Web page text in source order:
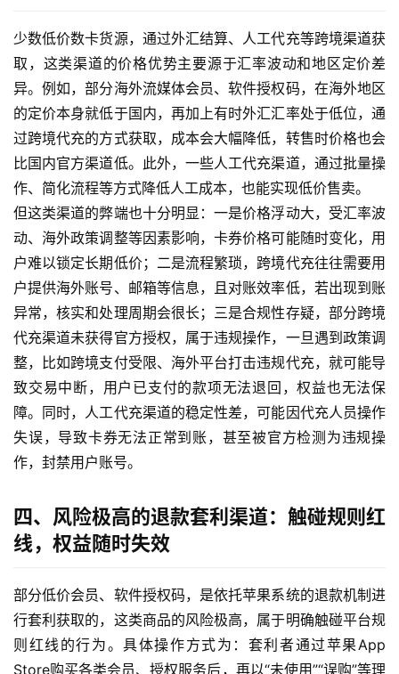
少数低价数卡货源，通过外汇结算、人工代充等跨境渠道获
取，这类渠道的价格优势主要源于汇率波动和地区定价差
异。例如，部分海外流媒体会员、软件授权码，在海外地区
的定价本身就低于国内，再加上有时外汇汇率处于低位，通
过跨境代充的方式获取，成本会大幅降低，转售时价格也会
比国内官方渠道低。此外，一些人工代充渠道，通过批量操
作、简化流程等方式降低人工成本，也能实现低价售卖。
但这类渠道的弊端也十分明显：一是价格浮动大，受汇率波
动、海外政策调整等因素影响，卡券价格可能随时变化，用
户难以锁定长期低价；二是流程繁琐，跨境代充往往需要用
户提供海外账号、邮箱等信息，且对账效率低，若出现到账
异常，核实和处理周期会很长；三是合规性存疑，部分跨境
代充渠道未获得官方授权，属于违规操作，一旦遇到政策调
整，比如跨境支付受限、海外平台打击违规代充，就可能导
致交易中断，用户已支付的款项无法退回，权益也无法保
障。同时，人工代充渠道的稳定性差，可能因代充人员操作
失误，导致卡券无法正常到账，甚至被官方检测为违规操
作，封禁用户账号。
四、风险极高的退款套利渠道：触碰规则红
线，权益随时失效
部分低价会员、软件授权码，是依托苹果系统的退款机制进
行套利获取的，这类商品的风险极高，属于明确触碰平台规
则红线的行为。具体操作方式为：套利者通过苹果App
Store购买各类会员、授权服务后，再以“未使用”“误购”等理